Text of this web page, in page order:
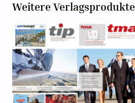
Weitere Verlagsprodukte